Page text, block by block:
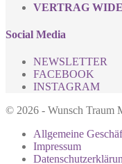
VERTRAG
Social Media
NEWSLETTER
FACEBOOK
INSTAGRAM
© 2026 - Wunsch Traum
Allgemeine
Impressum